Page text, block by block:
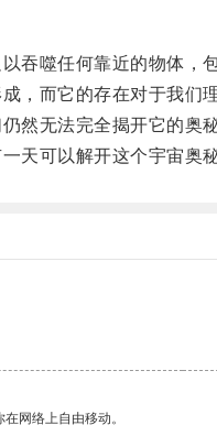
噬任何靠近的物体，包
而它的存在对于我们
无法完全揭开它的奥秘
可以解开这个宇宙奥秘
网络上自由移动。